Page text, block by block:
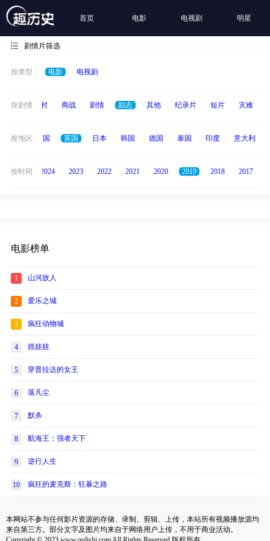
首页 电影 电视剧 明星
剧情片筛选
按类型 电影 电视剧
按剧情
历史 乡村 商战 剧情 励志 其他 纪录片 短片 灾难
按地区
美国 法国 英国 日本 韩国 德国 泰国 印度 意大利
按时间
2025 2024 2023 2022 2021 2020 2019 2018 2017
电影榜单
1 山河故人
2 爱乐之城
3 疯狂动物城
4 抓娃娃
5 穿普拉达的女王
6 落凡尘
7 默杀
8 航海王：强者天下
9 逆行人生
10 疯狂的麦克斯：狂暴之路
本网站不参与任何影片资源的存储、录制、剪辑、上传，本站所有视频播放源均
来自第三方。部分文字及图片均来自于网络用户上传，不用于商业活动。